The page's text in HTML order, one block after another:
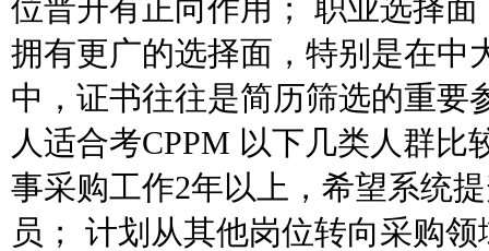
位晋升有正向作用； 职业选择
拥有更广的选择面，特别是在中
中，证书往往是简历筛选的重要
人适合考CPPM 以下几类人群比
事采购工作2年以上，希望系统
员； 计划从其他岗位转向采购